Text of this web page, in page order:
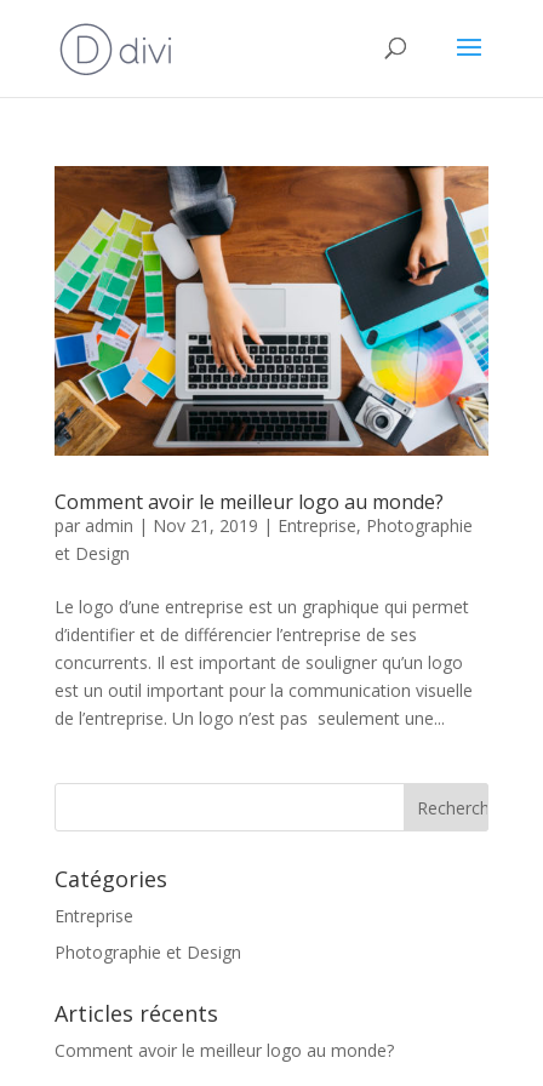
Comment avoir le meilleur logo au monde?
par admin | Nov 21, 2019 | Entreprise, Photographie
et Design
Le logo d’une entreprise est un graphique qui permet
d’identifier et de différencier l’entreprise de ses
concurrents. Il est important de souligner qu’un logo
est un outil important pour la communication visuelle
de l’entreprise. Un logo n’est pas seulement une...
Catégories
Entreprise
Photographie et Design
Articles récents
Comment avoir le meilleur logo au monde?